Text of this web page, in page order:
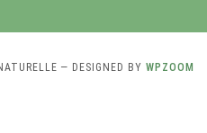
— DESIGNED BY WPZOOM